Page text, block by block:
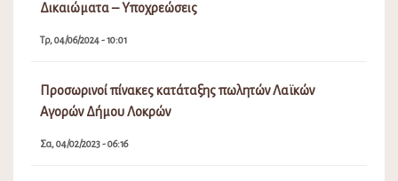
Δικαιώματα – Υποχρεώσεις
Τρ, 04/06/2024 - 10:01
Προσωρινοί πίνακες κατάταξης πωλητών Λαϊκών
Αγορών Δήμου Λοκρών
Σα, 04/02/2023 - 06:16